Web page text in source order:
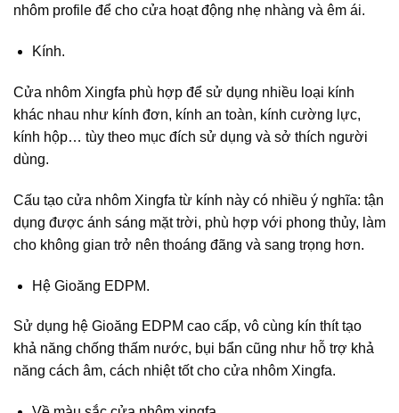
nhôm profile để cho cửa hoạt động nhẹ nhàng và êm ái.
Kính.
Cửa nhôm Xingfa phù hợp để sử dụng nhiều loại kính
khác nhau như kính đơn, kính an toàn, kính cường lực,
kính hộp… tùy theo mục đích sử dụng và sở thích người
dùng.
Cấu tạo cửa nhôm Xingfa từ kính này có nhiều ý nghĩa: tận
dụng được ánh sáng mặt trời, phù hợp với phong thủy, làm
cho không gian trở nên thoáng đãng và sang trọng hơn.
Hệ Gioăng EDPM.
Sử dụng hệ Gioăng EDPM cao cấp, vô cùng kín thít tạo
khả năng chống thấm nước, bụi bẩn cũng như hỗ trợ khả
năng cách âm, cách nhiệt tốt cho cửa nhôm Xingfa.